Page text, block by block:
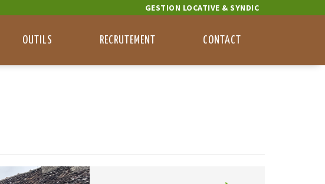
GESTION LOCATIVE & SYNDIC
OUTILS RECRUTEMENT CONTACT